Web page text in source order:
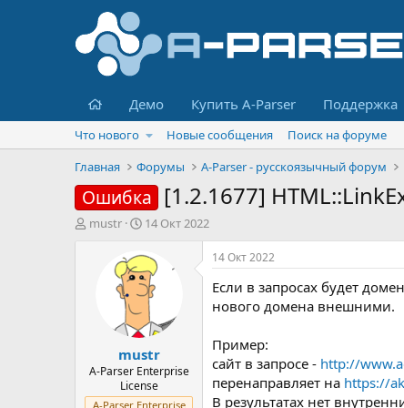
Главная
Демо Купить A-Parser Поддержка
Что нового Новые сообщения
Поиск на форуме
Главная
Форумы A-Parser - русскоязычный форум
Ошибка [1.2.1677]
А
mustr
Д
т
а
н
а
ч
а
л
а
14 Окт 2022
mustr
A-Parser Enterprise
License
A-Parser Enterprise
14 Окт 2022
Если в запросах будет
нового домена внешними.
Пример:
сайт в запросе - http://
перенаправляет на https://
В результатах нет